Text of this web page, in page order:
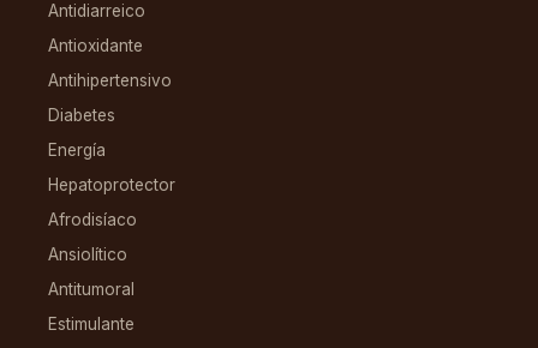
Antidiarreico
Antioxidante
Antihipertensivo
Diabetes
Energía
Hepatoprotector
Afrodisíaco
Ansiolítico
Antitumoral
Estimulante